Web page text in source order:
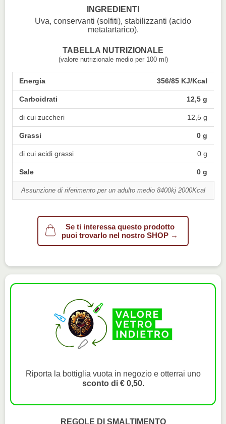
INGREDIENTI
Uva, conservanti (solfiti), stabilizzanti (acido
metatartarico).
TABELLA NUTRIZIONALE
(valore nutrizionale medio per 100 ml)
Energia 356/85 KJ/Kcal
Carboidrati 12,5 g
di cui zuccheri 12,5 g
Grassi 0 g
di cui acidi grassi 0 g
Sale 0 g
Assunzione di riferimento per un adulto medio 8400kj 2000Kcal
Se ti interessa questo prodotto
puoi trovarlo nel nostro SHOP →
Riporta la bottiglia vuota in negozio e otterrai uno
sconto di € 0,50.
REGOLE DI SMALTIMENTO